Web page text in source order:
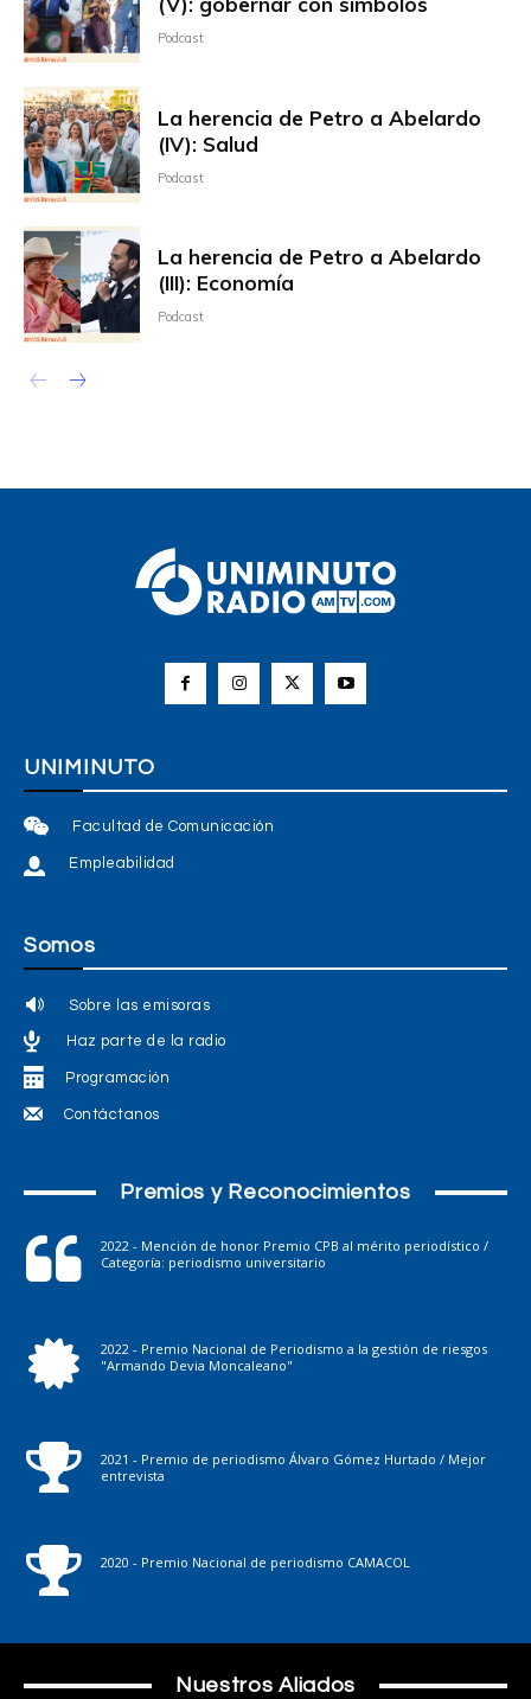
Podcast
La herencia de Petro a Abelardo
(IV): Salud
Podcast
La herencia de Petro a Abelardo
(III): Economía
Podcast
UNIMINUTO
Facultad de Comunicación
Empleabilidad
Somos
Sobre las emisoras
Haz parte de la radio
Programación
Contáctanos
Premios y Reconocimientos
2022 - Mención de honor Premio CPB al mérito periodístico /
Categoría: periodismo universitario
2022 - Premio Nacional de Periodismo a la gestión de riesgos
"Armando Devia Moncaleano"
2021 - Premio de periodismo Álvaro Gómez Hurtado / Mejor
entrevista
2020 - Premio Nacional de periodismo CAMACOL
Nuestros Aliados